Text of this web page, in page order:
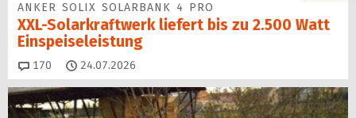
ANKER SOLIX SOLARBANK 4 PRO
XXL-Solarkraftwerk liefert bis zu 2.500 Watt
Einspeise­leistung
170 Kommentare
24.07.2026